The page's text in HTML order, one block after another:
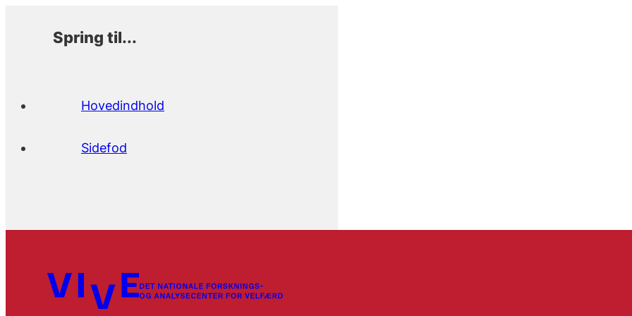
Spring til...
Hovedindhold
Sidefod